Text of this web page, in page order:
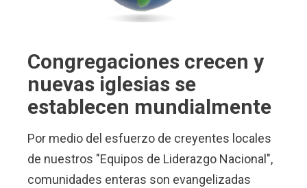
Congregaciones crecen y
nuevas iglesias se
establecen mundialmente
Por medio del esfuerzo de creyentes locales
de nuestros "Equipos de Liderazgo Nacional",
comunidades enteras son evangelizadas